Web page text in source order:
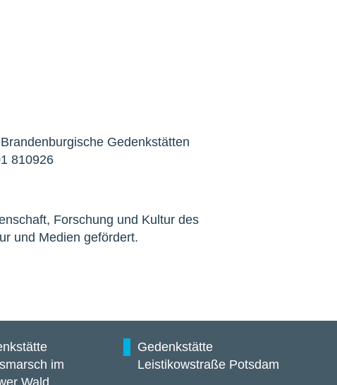
Gedenkstätten
810926
Forschung und Kultur des
und Medien gefördert.
im
Wald
Gedenkstätte
Leistikowstraße Potsdam